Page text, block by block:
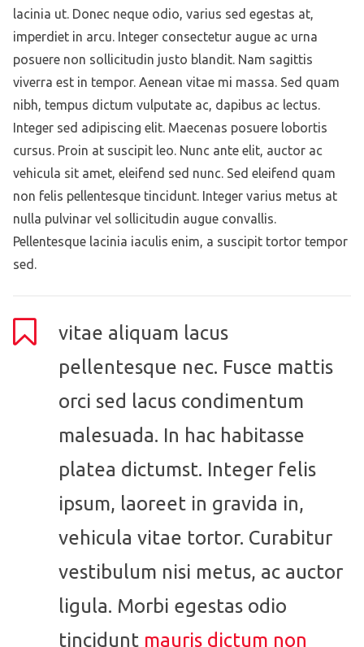
lacinia ut. Donec neque odio, varius sed egestas at,
imperdiet in arcu. Integer consectetur augue ac urna
posuere non sollicitudin justo blandit. Nam sagittis
viverra est in tempor. Aenean vitae mi massa. Sed quam
nibh, tempus dictum vulputate ac, dapibus ac lectus.
Integer sed adipiscing elit. Maecenas posuere lobortis
cursus. Proin at suscipit leo. Nunc ante elit, auctor ac
vehicula sit amet, eleifend sed nunc. Sed eleifend quam
non felis pellentesque tincidunt. Integer varius metus at
nulla pulvinar vel sollicitudin augue convallis.
Pellentesque lacinia iaculis enim, a suscipit tortor tempor
sed.
vitae aliquam lacus
pellentesque nec. Fusce mattis
orci sed lacus condimentum
malesuada. In hac habitasse
platea dictumst. Integer felis
ipsum, laoreet in gravida in,
vehicula vitae tortor. Curabitur
vestibulum nisi metus, ac auctor
ligula. Morbi egestas odio
tincidunt mauris dictum non